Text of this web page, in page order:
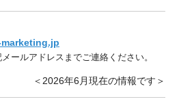
ールアドレスまでご連絡ください。
＜2026年6月現在の情報です＞